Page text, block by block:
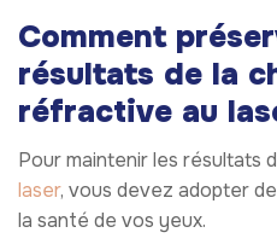
Comment
résultats de la
réfractive au
Pour maintenir les résultats
laser, vous devez adopter
la santé de vos yeux.